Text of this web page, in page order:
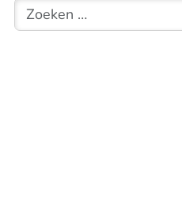
Zoeken